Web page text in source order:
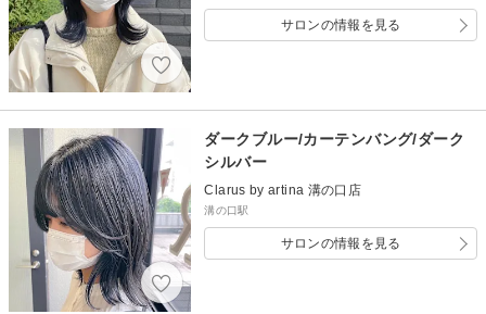
サロンの情報を見る
ダークブルー/カーテンバング/ダーク
シルバー
Clarus by artina 溝の口店
溝の口駅
サロンの情報を見る